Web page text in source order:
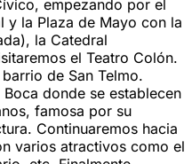
empezando por el
y la Plaza de Mayo con la
la Catedral
el Teatro Colón.
de San Telmo.
donde se establecen
famosa por su
Continuaremos hacia
varios atractivos como el